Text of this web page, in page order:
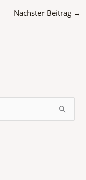
Nächster Beitrag →